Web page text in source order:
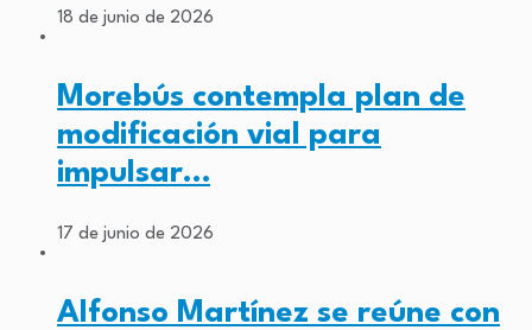
18 de junio de 2026
Morebús contempla plan de
modificación vial para
impulsar…
17 de junio de 2026
Alfonso Martínez se reúne con